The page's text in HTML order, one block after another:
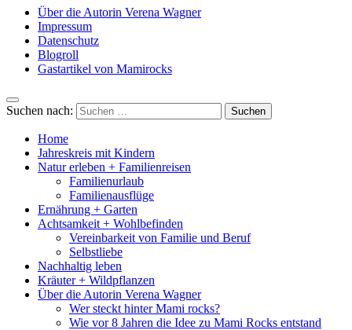
Über die Autorin Verena Wagner
Impressum
Datenschutz
Blogroll
Gastartikel von Mamirocks
Suchen nach:
Home
Jahreskreis mit Kindern
Natur erleben + Familienreisen
Familienurlaub
Familienausflüge
Ernährung + Garten
Achtsamkeit + Wohlbefinden
Vereinbarkeit von Familie und Beruf
Selbstliebe
Nachhaltig leben
Kräuter + Wildpflanzen
Über die Autorin Verena Wagner
Wer steckt hinter Mami rocks?
Wie vor 8 Jahren die Idee zu Mami Rocks entstand